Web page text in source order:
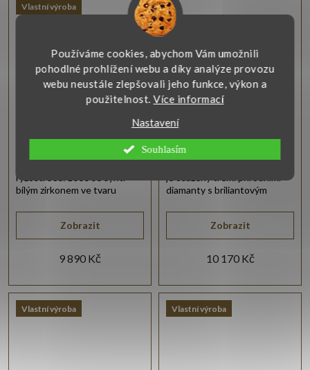
Používáme cookies, abychom Vám umožnili
pohodlné prohlížení webu a díky analýze provozu
webu neustále zlepšovali jeho funkce, výkon a
použitelnost.Více informací
Nastavení
Souhlasím
Vlastní výroba
prsten z bílého zlata
9 890 Kč
Zobrazit
ryzosti 585/1000 se synt.
bílým zirkonem ve tvaru
Prsten bílé zlato
brilianty
10 170 Kč
Zobrazit
diamanty s briliantovým
Vlastní výroba Vlastní výroba